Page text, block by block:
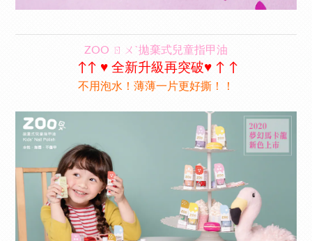
ZOO ㄖㄨˋ拋棄式兒童指甲油
↑↑ ♥ 全新升級再突破♥ ↑ ↑
不用泡水！薄薄一片更好撕！！